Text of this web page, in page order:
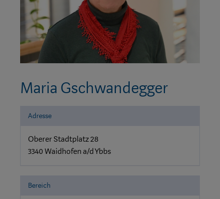
Maria Gschwandegger
Adresse
Oberer Stadtplatz 28
3340 Waidhofen a/d Ybbs
Bereich